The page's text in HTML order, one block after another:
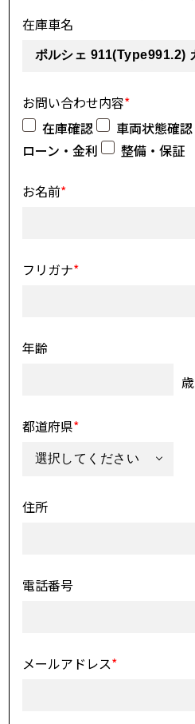
在庫車名
お問い合わせ内容*
在庫確認
車両状態確認
ローン・金利
整備・保証
お名前*
フリガナ*
年齢
歳
都道府県*
住所
電話番号
メールアドレス*